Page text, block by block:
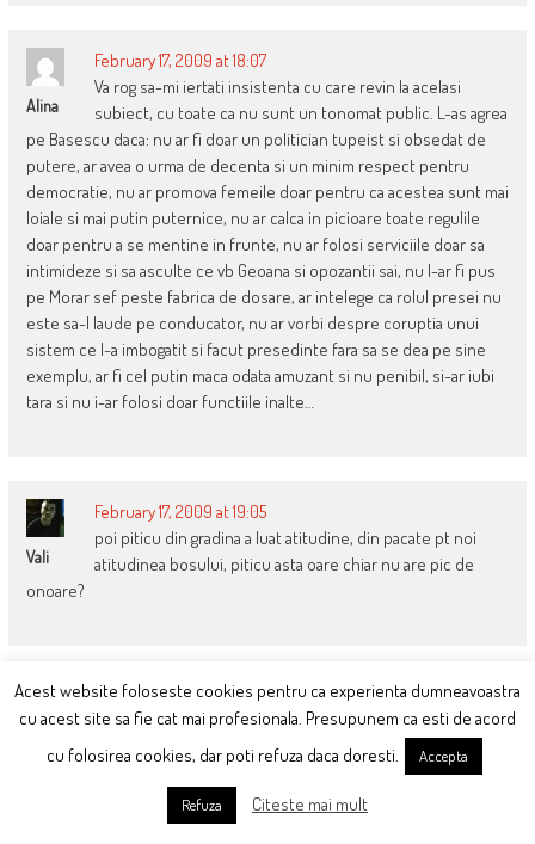
Alina
February 17, 2009 at 18:07
Va rog sa-mi iertati insistenta cu care revin la acelasi
subiect, cu toate ca nu sunt un tonomat public. L-as agrea
pe Basescu daca: nu ar fi doar un politician tupeist si obsedat de
putere, ar avea o urma de decenta si un minim respect pentru
democratie, nu ar promova femeile doar pentru ca acestea sunt mai
loiale si mai putin puternice, nu ar calca in picioare toate regulile
doar pentru a se mentine in frunte, nu ar folosi serviciile doar sa
intimideze si sa asculte ce vb Geoana si opozantii sai, nu l-ar fi pus
pe Morar sef peste fabrica de dosare, ar intelege ca rolul presei nu
este sa-l laude pe conducator, nu ar vorbi despre coruptia unui
sistem ce l-a imbogatit si facut presedinte fara sa se dea pe sine
exemplu, ar fi cel putin maca odata amuzant si nu penibil, si-ar iubi
tara si nu i-ar folosi doar functiile inalte…
Vali
February 17, 2009 at 19:05
poi piticu din gradina a luat atitudine, din pacate pt noi
atitudinea bosului, piticu asta oare chiar nu are pic de
onoare?
Piticul De Gradina
February 17, 2009 at 19:34
Astia nu au invetat nimic despre patania lui
nastase ?
Acest website foloseste cookies pentru ca experienta dumneavoastra
cu acest site sa fie cat mai profesionala. Presupunem ca esti de acord
cu folosirea cookies, dar poti refuza daca doresti.
Accepta
Refuza Citeste mai mult